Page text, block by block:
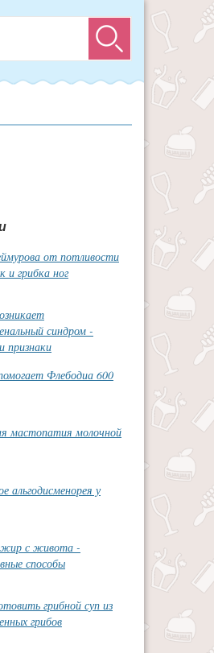
Поиск
от потливости
и грибка ног
синдром -
признаки
Флебодиа 600
мастопатия молочной
альгодисменорея у
с живота -
способы
грибной суп из
грибов